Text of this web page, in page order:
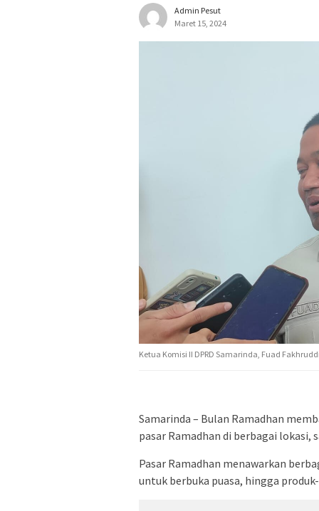
Admin Pesut
Maret 15, 2024
Ketua Komisi II DPRD Samarinda, Fuad
Samarinda – Bulan Ramadhan
pasar Ramadhan di berbagai lokasi,
Pasar Ramadhan menawarkan
untuk berbuka puasa, hingga